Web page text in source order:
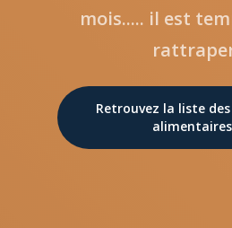
mois..... il est
Retrouvez la liste